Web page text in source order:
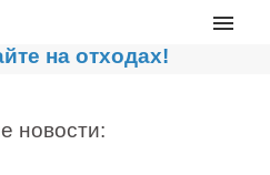
линии
на отходах!
новости: